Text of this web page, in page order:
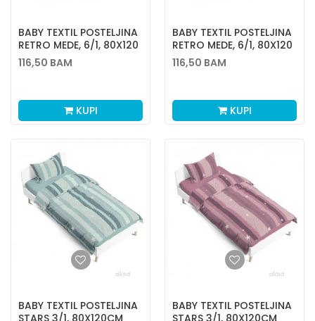
BABY TEXTIL POSTELJINA
RETRO MEDE, 6/1, 80X120
116,50 BAM
KUPI
BABY TEXTIL POSTELJINA
RETRO MEDE, 6/1, 80X120
116,50 BAM
KUPI
BABY TEXTIL POSTELJINA
STARS 3/1, 80X120CM
BABY TEXTIL POSTELJINA
STARS 3/1, 80X120CM